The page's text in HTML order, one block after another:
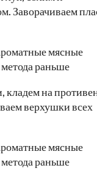
Заворачиваем
кладем на
верхушки всех